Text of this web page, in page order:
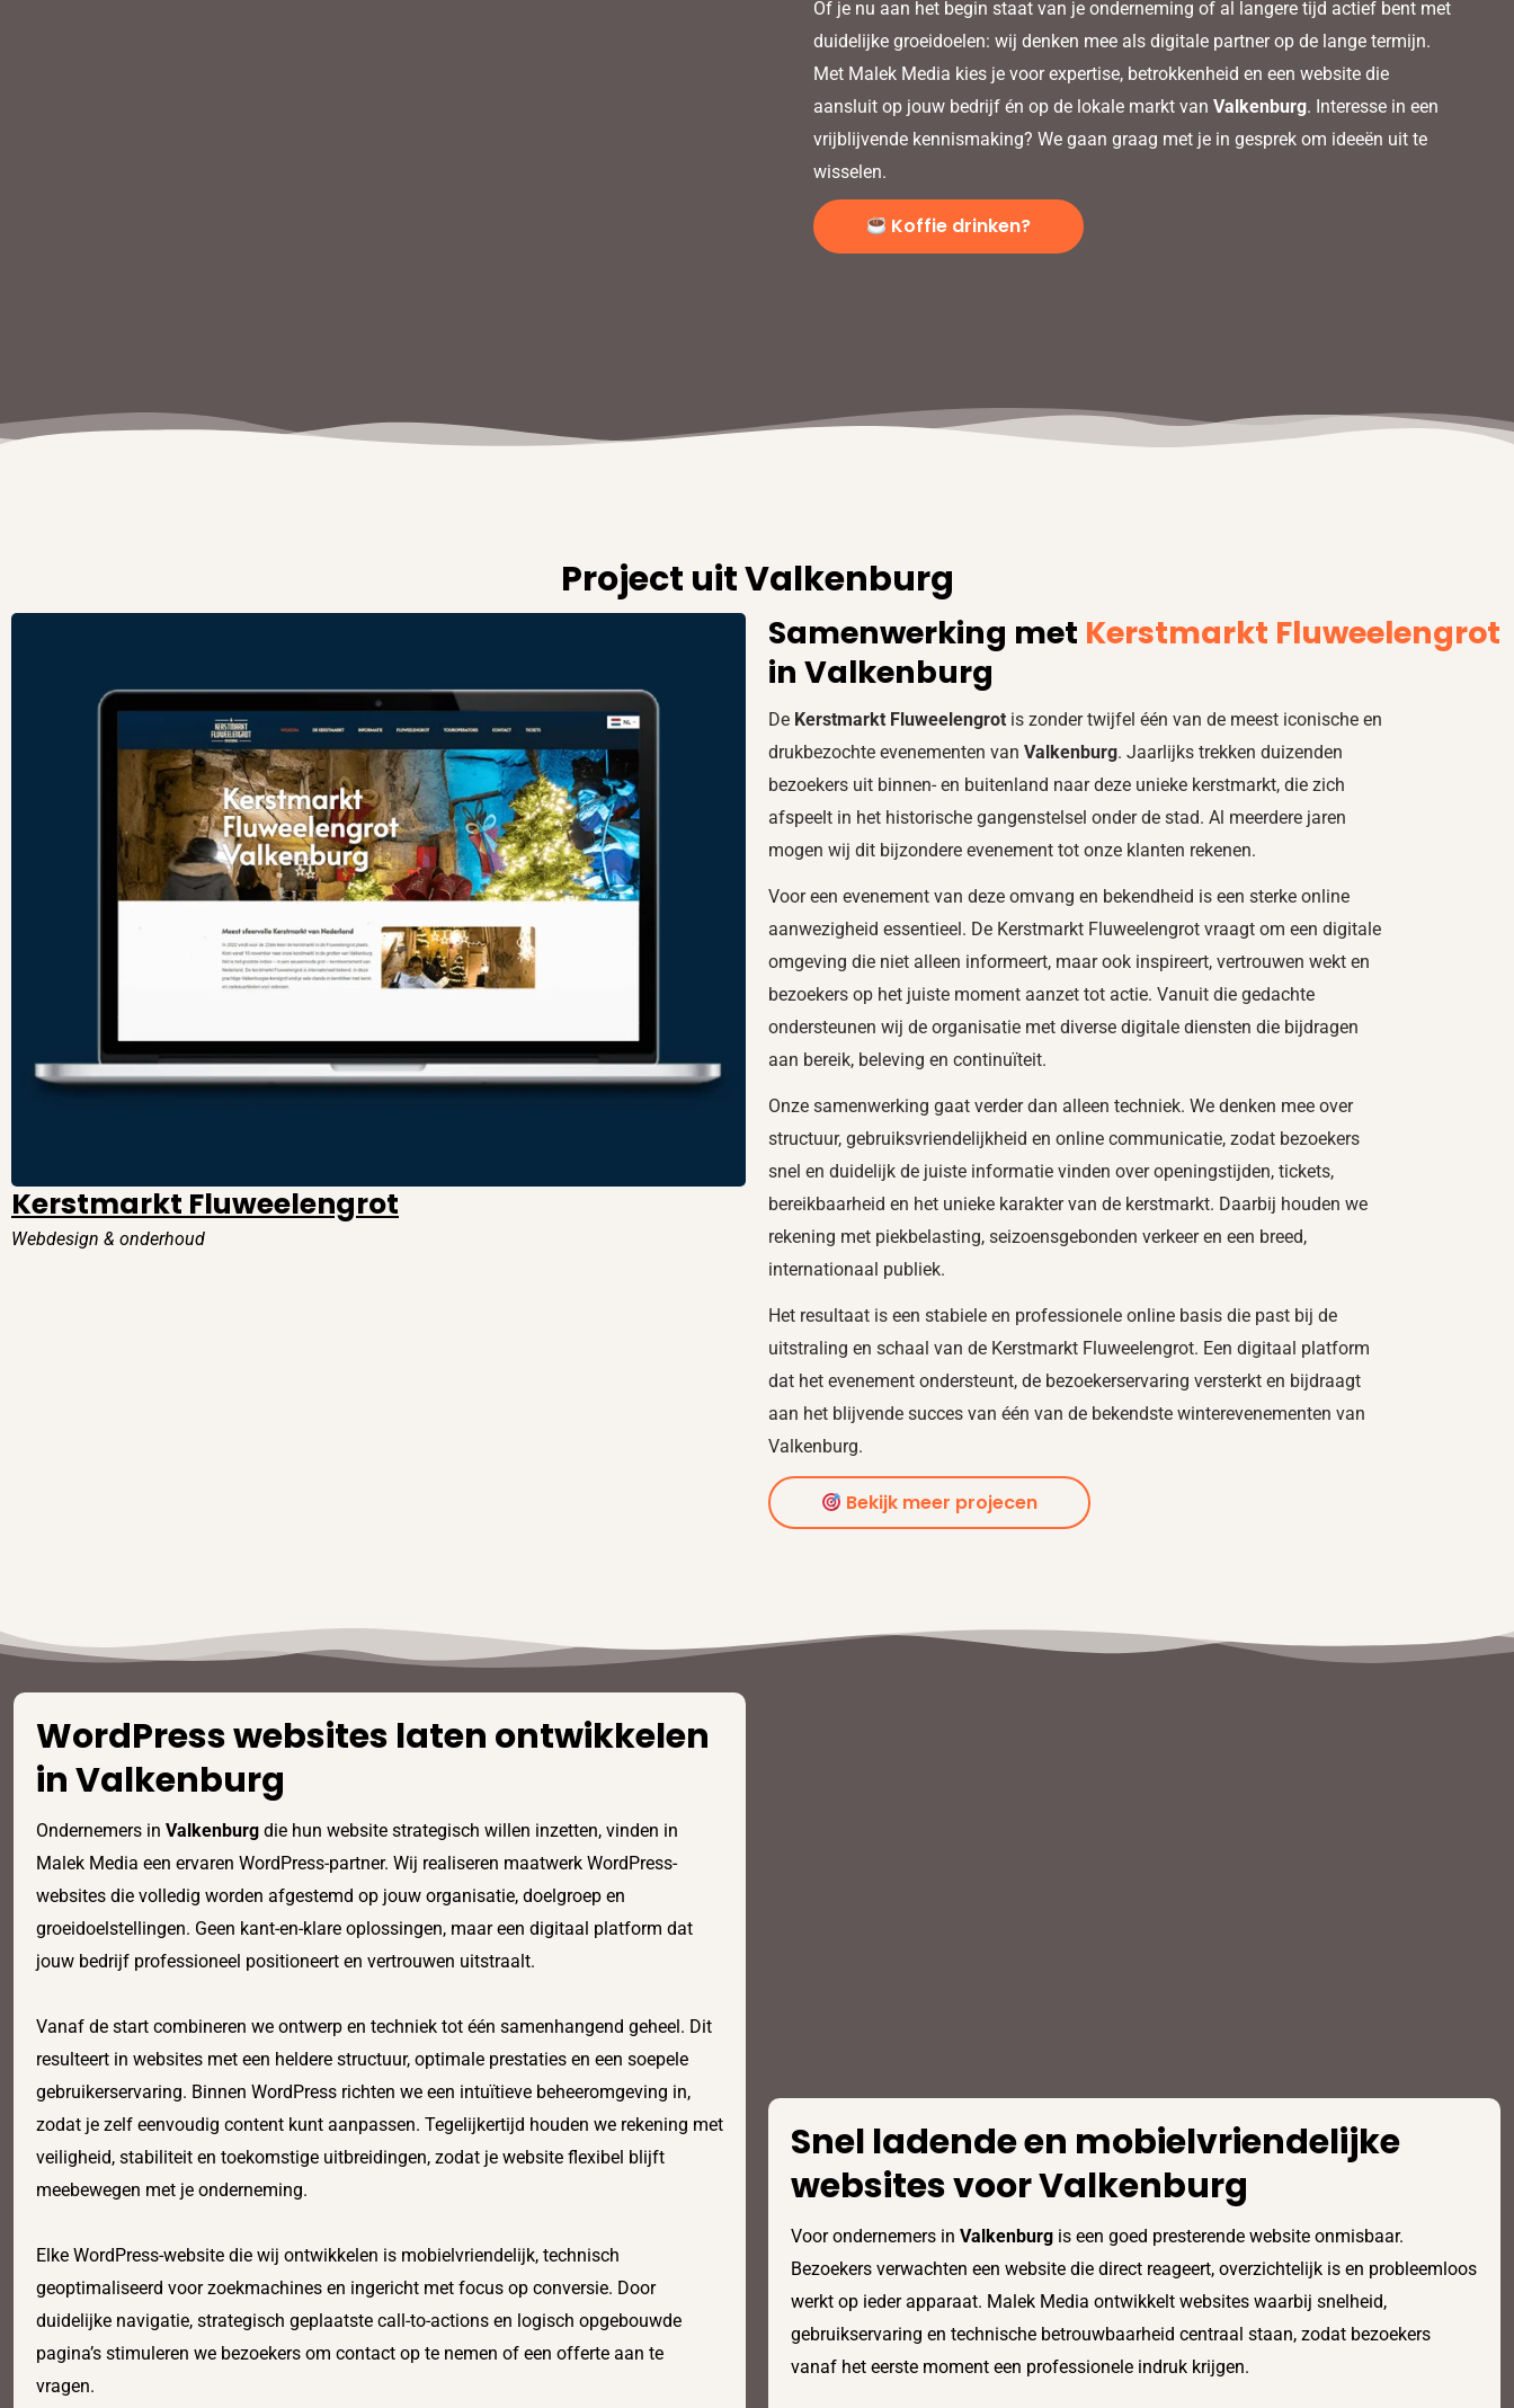
Of je nu aan het begin staat van je onderneming of al langere tijd actief bent met
duidelijke groeidoelen: wij denken mee als digitale partner op de lange termijn.
Met Malek Media kies je voor expertise, betrokkenheid en een website die
aansluit op jouw bedrijf én op de lokale markt van Valkenburg. Interesse in een
vrijblijvende kennismaking? We gaan graag met je in gesprek om ideeën uit te
wisselen.
Koffie drinken?
Project uit Valkenburg
Kerstmarkt Fluweelengrot
Webdesign & onderhoud
Samenwerking met Kerstmarkt Fluweelengrot
in Valkenburg
De Kerstmarkt Fluweelengrot is zonder twijfel één van de meest iconische en
drukbezochte evenementen van Valkenburg. Jaarlijks trekken duizenden
bezoekers uit binnen- en buitenland naar deze unieke kerstmarkt, die zich
afspeelt in het historische gangenstelsel onder de stad. Al meerdere jaren
mogen wij dit bijzondere evenement tot onze klanten rekenen.
Voor een evenement van deze omvang en bekendheid is een sterke online
aanwezigheid essentieel. De Kerstmarkt Fluweelengrot vraagt om een digitale
omgeving die niet alleen informeert, maar ook inspireert, vertrouwen wekt en
bezoekers op het juiste moment aanzet tot actie. Vanuit die gedachte
ondersteunen wij de organisatie met diverse digitale diensten die bijdragen
aan bereik, beleving en continuïteit.
Onze samenwerking gaat verder dan alleen techniek. We denken mee over
structuur, gebruiksvriendelijkheid en online communicatie, zodat bezoekers
snel en duidelijk de juiste informatie vinden over openingstijden, tickets,
bereikbaarheid en het unieke karakter van de kerstmarkt. Daarbij houden we
rekening met piekbelasting, seizoensgebonden verkeer en een breed,
internationaal publiek.
Het resultaat is een stabiele en professionele online basis die past bij de
uitstraling en schaal van de Kerstmarkt Fluweelengrot. Een digitaal platform
dat het evenement ondersteunt, de bezoekerservaring versterkt en bijdraagt
aan het blijvende succes van één van de bekendste winterevenementen van
Valkenburg.
Bekijk meer projecen
WordPress websites laten ontwikkelen
in Valkenburg
Ondernemers in Valkenburg die hun website strategisch willen inzetten, vinden in
Malek Media een ervaren WordPress-partner. Wij realiseren maatwerk WordPress-
websites die volledig worden afgestemd op jouw organisatie, doelgroep en
groeidoelstellingen. Geen kant-en-klare oplossingen, maar een digitaal platform dat
jouw bedrijf professioneel positioneert en vertrouwen uitstraalt.
Vanaf de start combineren we ontwerp en techniek tot één samenhangend geheel. Dit
resulteert in websites met een heldere structuur, optimale prestaties en een soepele
gebruikerservaring. Binnen WordPress richten we een intuïtieve beheeromgeving in,
zodat je zelf eenvoudig content kunt aanpassen. Tegelijkertijd houden we rekening met
veiligheid, stabiliteit en toekomstige uitbreidingen, zodat je website flexibel blijft
meebewegen met je onderneming.
Elke WordPress-website die wij ontwikkelen is mobielvriendelijk, technisch
geoptimaliseerd voor zoekmachines en ingericht met focus op conversie. Door
duidelijke navigatie, strategisch geplaatste call-to-actions en logisch opgebouwde
pagina’s stimuleren we bezoekers om contact op te nemen of een offerte aan te
vragen.
Snel ladende en mobielvriendelijke
websites voor Valkenburg
Voor ondernemers in Valkenburg is een goed presterende website onmisbaar.
Bezoekers verwachten een website die direct reageert, overzichtelijk is en probleemloos
werkt op ieder apparaat. Malek Media ontwikkelt websites waarbij snelheid,
gebruikservaring en technische betrouwbaarheid centraal staan, zodat bezoekers
vanaf het eerste moment een professionele indruk krijgen.